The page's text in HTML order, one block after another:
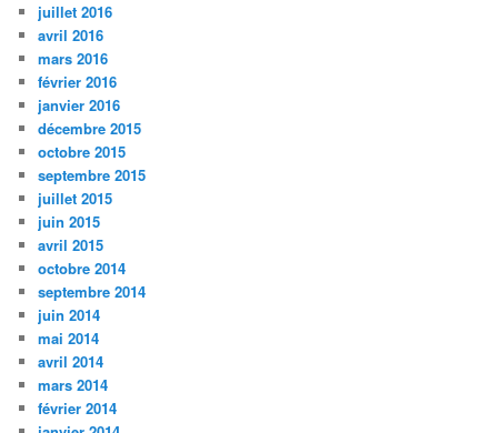
juillet 2016
avril 2016
mars 2016
février 2016
janvier 2016
décembre 2015
octobre 2015
septembre 2015
juillet 2015
juin 2015
avril 2015
octobre 2014
septembre 2014
juin 2014
mai 2014
avril 2014
mars 2014
février 2014